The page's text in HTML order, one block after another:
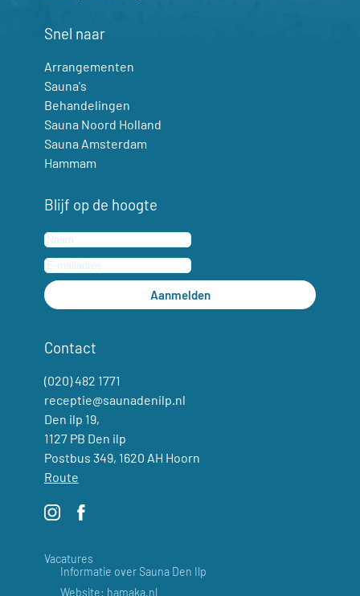
Snel naar
Arrangementen
Sauna's
Behandelingen
Sauna Noord Holland
Sauna Amsterdam
Hammam
Blijf op de hoogte
Aanmelden
Contact
(020) 482 1771
receptie@saunadenilp.nl
Den ilp 19,
1127 PB Den ilp
Postbus 349, 1620 AH Hoorn
Route
Vacatures
Informatie over Sauna Den Ilp
Website: hamaka.nl